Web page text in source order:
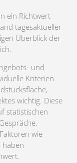
ein Richtwert
tagesaktueller
Überblick der
und
Kriterien.
wichtig. Diese
statistischen
wie
haben